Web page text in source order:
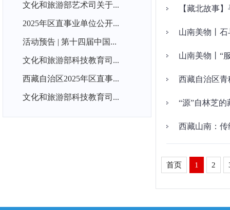
文化和旅游部艺术司关于...
2025年区直事业单位公开...
活动预告 | 第十四届中国...
文化和旅游部科技教育司...
西藏自治区2025年区直事...
文化和旅游部科技教育司...
【藏北故事
山南美物丨
山南美物丨“
西藏自治区
“源”自林芝
西藏山南：
首页 1 2